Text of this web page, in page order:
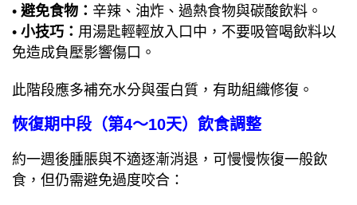
• 避免食物： 辛辣、油炸、過熱食物與碳酸飲料。
• 小技巧： 用湯匙輕輕放入口中，不要吸管喝飲料以
免造成負壓影響傷口。
此階段應多補充水分與蛋白質，有助組織修復。
恢復期中段（第4～10天）飲食調整
約一週後腫脹與不適逐漸消退，可慢慢恢復一般飲
食，但仍需避免過度咬合：